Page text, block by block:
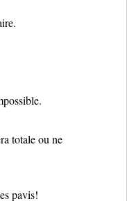
totale ou ne
pavis!